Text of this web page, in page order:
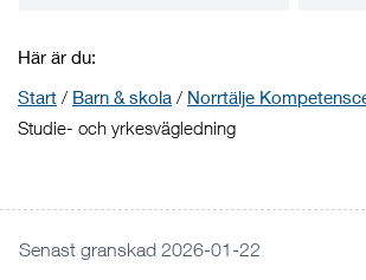
Här är du:
Start / Barn & skola / Norrtälje
Studie- och yrkesvägledning
Senast granskad 2026-01-22